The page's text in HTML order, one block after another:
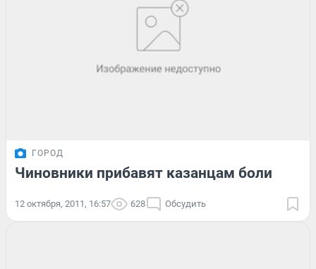
ГОРОД
Чиновники прибавят казанцам боли
12 октября, 2011, 16:57 628 Обсудить